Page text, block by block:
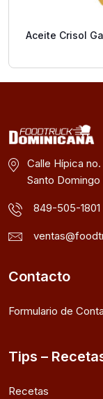
Aceite Crisol
Calle Hípica
Santo
849-505-1801
Contacto
Formulario de
Tips –
Recetas